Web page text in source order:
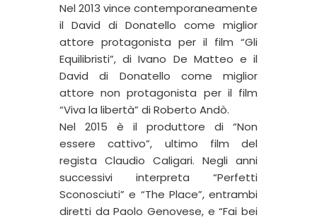
Nel 2013 vince contemporaneamente
il David di Donatello come miglior
attore protagonista per il film “Gli
Equilibristi”, di Ivano De Matteo e il
David di Donatello come miglior
attore non protagonista per il film
“Viva la libertà” di Roberto Andò.
Nel 2015 è il produttore di “Non
essere cattivo”, ultimo film del
regista Claudio Caligari. Negli anni
successivi interpreta “Perfetti
Sconosciuti” e “The Place”, entrambi
diretti da Paolo Genovese, e “Fai bei